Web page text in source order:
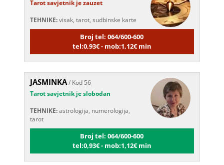
TEHNIKE:visak, tarot, sudbinske karte
Broj tel: 064/600-600
tel:0,93€ - mob:1,12€ min
JASMINKA/ Kod 56
Tarot savjetnik je slobodan
TEHNIKE:astrologija, numerologija,
tarot
tel:0,93€ - mob:1,12€ min